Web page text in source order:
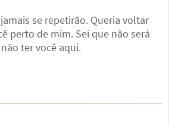
se repetirão. Queria voltar
perto de mim. Sei que não será
ter você aqui.